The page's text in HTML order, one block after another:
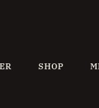
SHOP